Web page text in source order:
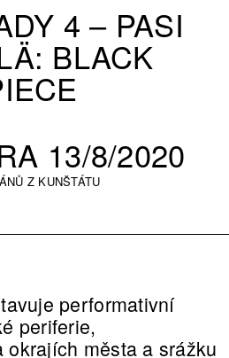
4 –⁠ PASI
BLACK
13/8/2020
Z KUNŠTÁTU
performativní
periferie,
okrajích města a srážku